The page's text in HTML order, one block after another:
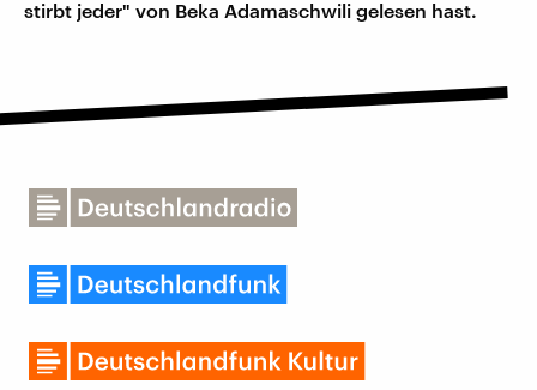
stirbt jeder" von Beka Adamaschwili gelesen hast.